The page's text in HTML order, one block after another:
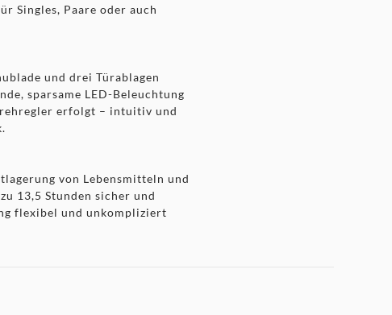
Singles, Paare oder auch
und drei Türablagen
sparsame LED-Beleuchtung
erfolgt – intuitiv und
von Lebensmitteln und
13,5 Stunden sicher und
flexibel und unkompliziert
zudem zu